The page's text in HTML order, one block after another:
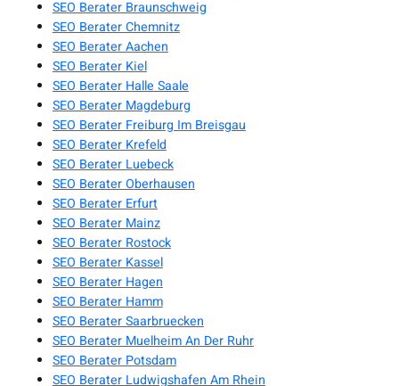
SEO Berater Braunschweig
SEO Berater Chemnitz
SEO Berater Aachen
SEO Berater Kiel
SEO Berater Halle Saale
SEO Berater Magdeburg
SEO Berater Freiburg Im Breisgau
SEO Berater Krefeld
SEO Berater Luebeck
SEO Berater Oberhausen
SEO Berater Erfurt
SEO Berater Mainz
SEO Berater Rostock
SEO Berater Kassel
SEO Berater Hagen
SEO Berater Hamm
SEO Berater Saarbruecken
SEO Berater Muelheim An Der Ruhr
SEO Berater Potsdam
SEO Berater Ludwigshafen Am Rhein